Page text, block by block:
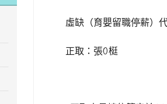
虛缺（育嬰留職停薪）
正取：張0梃